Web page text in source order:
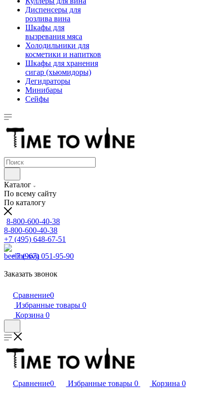
Диспенсеры для
розлива вина
Шкафы для
вызревания мяса
Холодильники для
косметики и напитков
Шкафы для хранения
сигар (хьюмидоры)
Дегидраторы
Минибары
Сейфы
Каталог
По всему сайту
По каталогу
8-800-600-40-38
8-800-600-40-38
+7 (495) 648-67-51
+7 (967) 051-95-90
Заказать звонок
Сравнение0
Избранные товары 0
Корзина 0
Сравнение0 Избранные товары 0 Корзина 0